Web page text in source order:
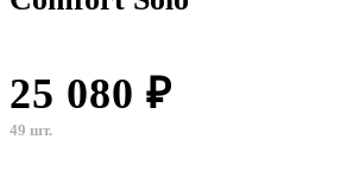
25 080 ₽
49 шт.